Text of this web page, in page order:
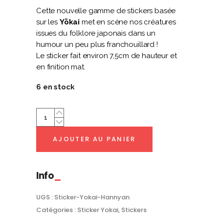
Cette nouvelle gamme de stickers basée
sur les Yōkai met en scène nos créatures
issues du folklore japonais dans un
humour un peu plus franchouillard !
Le sticker fait environ 7,5cm de hauteur et
en finition mat.
6 en stock
Sticker
Hannyan
quantityAJOUTER AU PANIER
Info
UGS : Sticker-Yokai-Hannyan
Catégories : Sticker Yokai, Stickers